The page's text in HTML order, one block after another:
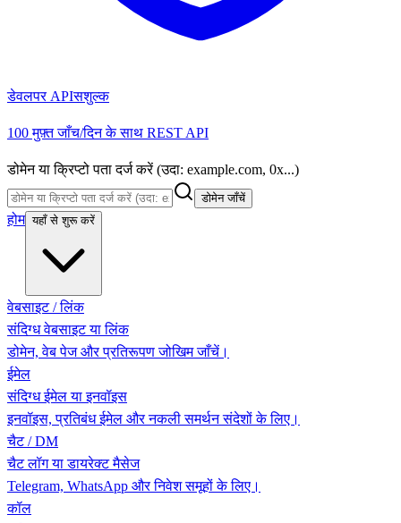
डेवलपर APIसशुल्क
100 मुफ़्त जाँच/दिन के साथ REST API
डोमेन या क्रिप्टो पता दर्ज करें (उदा: example.com, 0x...)
डोमेन जाँचें
होम यहाँ से शुरू करें
वेबसाइट / लिंक
संदिग्ध वेबसाइट या लिंक
डोमेन, वेब पेज और प्रतिरूपण जोखिम जाँचें।
ईमेल
संदिग्ध ईमेल या इनवॉइस
इनवॉइस, प्रतिबंध ईमेल और नकली समर्थन संदेशों के लिए।
चैट / DM
चैट लॉग या डायरेक्ट मैसेज
Telegram, WhatsApp और निवेश समूहों के लिए।
कॉल